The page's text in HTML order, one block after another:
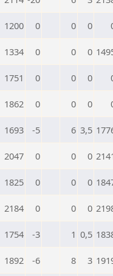
1200 0 0 0
1334 0 0 0
1751 0 0 0
1862 0 0 0
1693 -5 6 3,5
2047 0 0 0
1825 0 0 0
2184 0 0 0
1754 -3 1 0,5
1892 -6 8 3